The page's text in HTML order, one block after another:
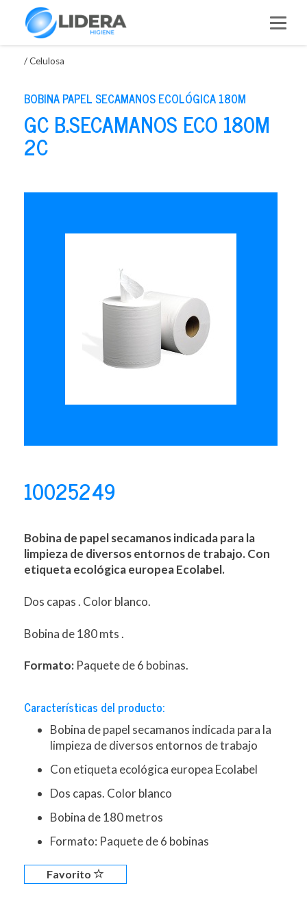
/Celulosa
BOBINA PAPEL SECAMANOS ECOLÓGICA 180M
GC B.SECAMANOS ECO 180M
2C
10025249
Bobina de papel secamanos indicada para la
limpieza de diversos entornos de trabajo. Con
etiqueta ecológica europea Ecolabel.
Dos capas . Color blanco.
Bobina de 180 mts .
Formato: Paquete de 6 bobinas.
Características del producto:
Bobina de papel secamanos indicada para la
limpieza de diversos entornos de trabajo
Con etiqueta ecológica europea Ecolabel
Dos capas. Color blanco
Bobina de 180 metros
Formato: Paquete de 6 bobinas
Favorito